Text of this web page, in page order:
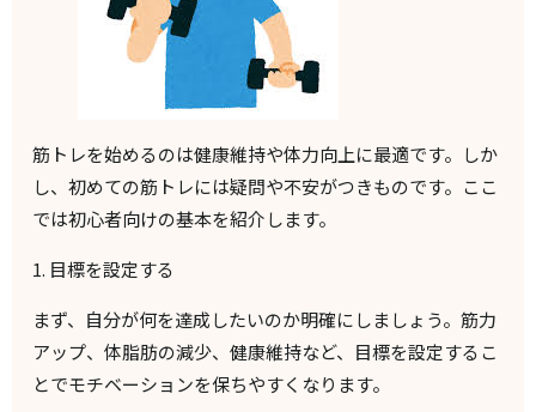
筋トレを始めるのは健康維持や体力向上に最適です。しか
し、初めての筋トレには疑問や不安がつきものです。ここ
では初心者向けの基本を紹介します。
1. 目標を設定する
まず、自分が何を達成したいのか明確にしましょう。筋力
アップ、体脂肪の減少、健康維持など、目標を設定するこ
とでモチベーションを保ちやすくなります。